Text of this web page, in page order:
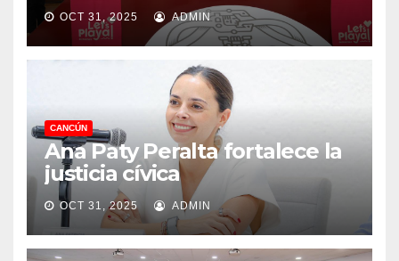
OCT 31, 2025 ADMIN
CANCÚN
Ana Paty Peralta fortalece la
justicia cívica
OCT 31, 2025 ADMIN